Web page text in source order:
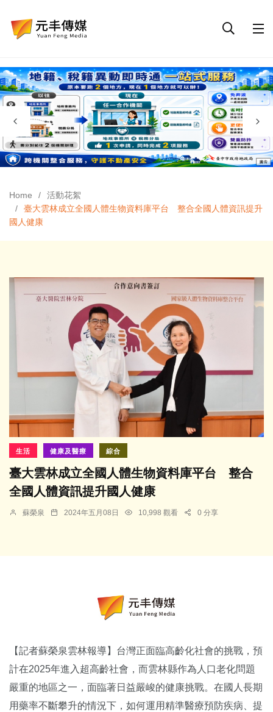
Home
活動花絮
臺大雲林成立全國人體生物資料庫平台 整合全國人體資訊提升
國人健康
生活 健康及醫療 綜合
臺大雲林成立全國人體生物資料庫平台 整合
全國人體資訊提升國人健康
蘇榮泉 2024年五月08日 10,998 觀看 0 分享
【記者蘇榮泉雲林報導】台灣正面臨高齡化社會的挑戰，預
計在2025年進入超高齡社會，而雲林縣作為人口老化問題
嚴重的地區之一，面臨著日益嚴峻的健康挑戰。在國人長期
用藥率不斷攀升的情況下，如何運用精準醫療預防疾病、提